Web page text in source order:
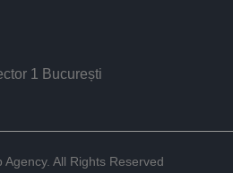
1 București
Agency. All Rights Reserved